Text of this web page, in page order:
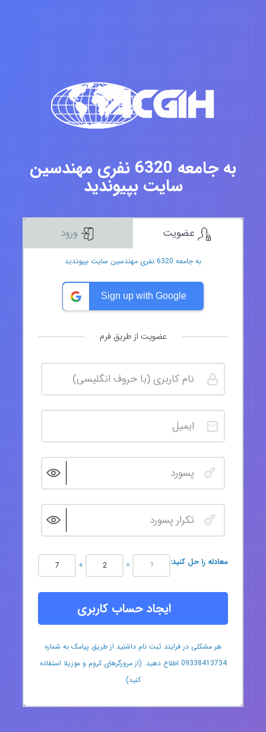
به جامعه 6320 نفری مهندسین
سایت بپیوندید
به جامعه 6320 نفری مهندسین سایت بپیوندید
Sign up with Google
عضویت از طریق فرم
:معادله را حل کنید + =
ایجاد حساب کاربری
هر مشکلی در فرایند ثبت نام داشتید از طریق پیامک به شماره
09338413734 اطلاع دهید. (از مرورگرهای کروم و موزیلا استفاده
کنید)